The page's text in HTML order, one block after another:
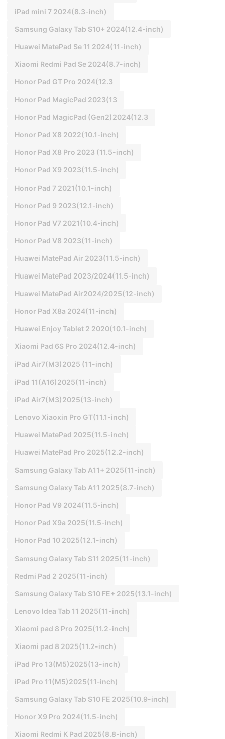
iPad mini 7 2024(8.3-inch)
Samsung Galaxy Tab S10+ 2024(12.4-inch)
Huawei MatePad Se 11 2024(11-inch)
Xiaomi Redmi Pad Se 2024(8.7-inch)
Honor Pad GT Pro 2024(12.3
Honor Pad MagicPad 2023(13
Honor Pad MagicPad (Gen2)2024(12.3
Honor Pad X8 2022(10.1-inch)
Honor Pad X8 Pro 2023 (11.5-inch)
Honor Pad X9 2023(11.5-inch)
Honor Pad 7 2021(10.1-inch)
Honor Pad 9 2023(12.1-inch)
Honor Pad V7 2021(10.4-inch)
Honor Pad V8 2023(11-inch)
Huawei MatePad Air 2023(11.5-inch)
Huawei MatePad 2023/2024(11.5-inch)
Huawei MatePad Air2024/2025(12-inch)
Honor Pad X8a 2024(11-inch)
Huawei Enjoy Tablet 2 2020(10.1-inch)
Xiaomi Pad 6S Pro 2024(12.4-inch)
iPad Air7(M3)2025 (11-inch)
iPad 11(A16)2025(11-inch)
iPad Air7(M3)2025(13-inch)
Lenovo Xiaoxin Pro GT(11.1-inch)
Huawei MatePad 2025(11.5-inch)
Huawei MatePad Pro 2025(12.2-inch)
Samsung Galaxy Tab A11+ 2025(11-inch)
Samsung Galaxy Tab A11 2025(8.7-inch)
Honor Pad V9 2024(11.5-inch)
Honor Pad X9a 2025(11.5-inch)
Honor Pad 10 2025(12.1-inch)
Samsung Galaxy Tab S11 2025(11-inch)
Redmi Pad 2 2025(11-inch)
Samsung Galaxy Tab S10 FE+ 2025(13.1-inch)
Lenovo Idea Tab 11 2025(11-inch)
Xiaomi pad 8 Pro 2025(11.2-inch)
Xiaomi pad 8 2025(11.2-inch)
iPad Pro 13(M5)2025(13-inch)
iPad Pro 11(M5)2025(11‑inch)
Samsung Galaxy Tab S10 FE 2025(10.9-inch)
Honor X9 Pro 2024(11.5-inch)
Xiaomi Redmi K Pad 2025(8.8-inch)